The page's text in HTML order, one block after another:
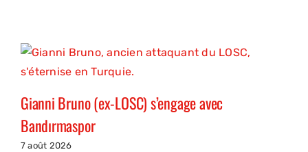
Gianni Bruno (ex-LOSC) s’engage avec
Bandırmaspor
7 août 2026